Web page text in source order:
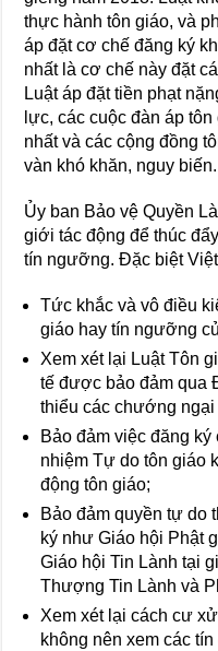
thực hành tôn giáo, và
áp đặt cơ chế đăng ký
nhất là cơ chế này đặt
Luật áp đặt tiền phạt
lực, các cuộc đàn áp
nhất và các cộng đồng
vàn khó khăn, nguy biến.
Ủy ban Bảo vệ Quyền
giới tác động để thúc
tín ngưỡng. Đặc biệt
Tức khắc và vô điều
giáo hay tín ngưỡng
Xem xét lại Luật Tôn
tế được bảo đảm qua
thiểu các chướng
Bảo đảm việc đăng
nhiệm Tự do tôn giáo
động tôn giáo;
Bảo đảm quyền tự do
ký như Giáo hội Phật
Giáo hội Tin Lành tại
Thượng Tin Lành và
Xem xét lại cách cư
không nên xem các